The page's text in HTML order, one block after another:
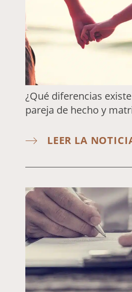
¿Qué diferencias
pareja de hecho y
LEER LA